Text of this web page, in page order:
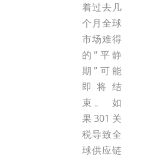
着过去几
个月全球
市场难得
的“平静
期”可能
即将结
束。 如
果301关
税导致全
球供应链